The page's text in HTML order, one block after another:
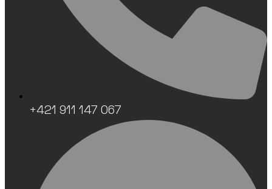
+421 911 147 067